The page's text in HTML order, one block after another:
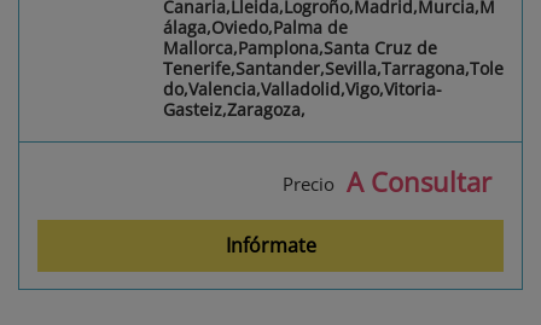
Canaria,Lleida,Logroño,Madrid,Murcia,M
álaga,Oviedo,Palma de
Mallorca,Pamplona,Santa Cruz de
Tenerife,Santander,Sevilla,Tarragona,Tole
do,Valencia,Valladolid,Vigo,Vitoria-
Gasteiz,Zaragoza,
Precio A Consultar
Infórmate